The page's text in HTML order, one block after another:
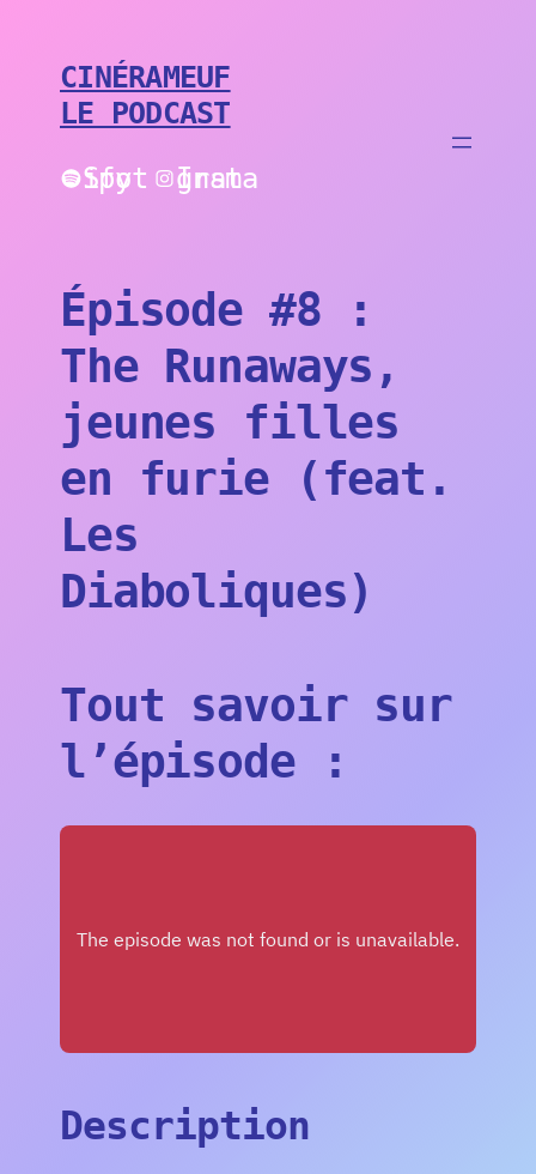
CINÉRAMEUF
LE PODCAST
Spotify Instagram
Épisode #8 :
The Runaways,
jeunes filles
en furie (feat.
Les
Diaboliques)
Tout savoir sur
l’épisode :
Description